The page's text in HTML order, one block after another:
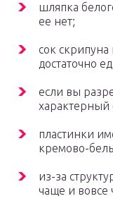
шляпка
ее нет;
сок
достаточно
если вы
характерный
пластинки
кремово-
из-за
чаще и вовсе